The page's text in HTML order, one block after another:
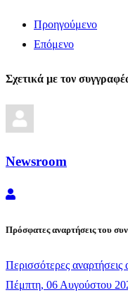
Προηγούμενο
Επόμενο
Σχετικά με τον
Newsroom
Newsroom
Πρόσφατες αναρτήσεις του
Περισσότερες
Πέμπτη, 06 Αυγούστου